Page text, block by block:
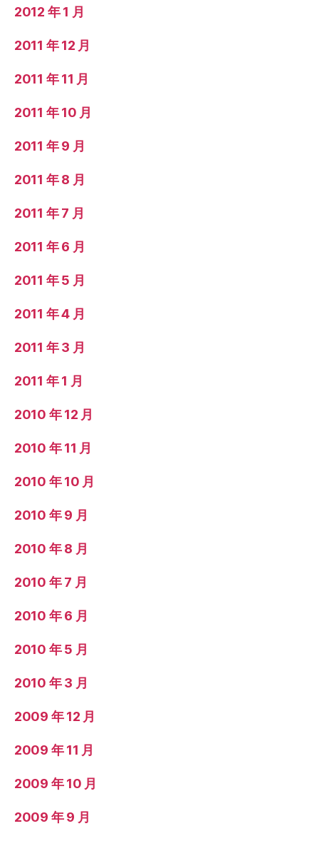
2012 年 1 月
2011 年 12 月
2011 年 11 月
2011 年 10 月
2011 年 9 月
2011 年 8 月
2011 年 7 月
2011 年 6 月
2011 年 5 月
2011 年 4 月
2011 年 3 月
2011 年 1 月
2010 年 12 月
2010 年 11 月
2010 年 10 月
2010 年 9 月
2010 年 8 月
2010 年 7 月
2010 年 6 月
2010 年 5 月
2010 年 3 月
2009 年 12 月
2009 年 11 月
2009 年 10 月
2009 年 9 月